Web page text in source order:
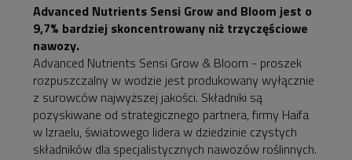
Advanced Nutrients Sensi Grow and Bloom jest o
9,7% bardziej skoncentrowany niż trzyczęściowe
nawozy.
Advanced Nutrients Sensi Grow & Bloom - proszek
rozpuszczalny w wodzie jest produkowany wyłącznie
z surowców najwyższej jakości. Składniki są
pozyskiwane od strategicznego partnera, firmy Haifa
w Izraelu, światowego lidera w dziedzinie czystych
składników dla specjalistycznych nawozów roślinnych.